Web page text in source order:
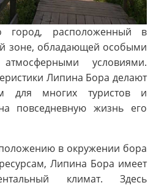
расположенный в
зоне, обладающей особыми
условиями.
Липина Бора делают
для многих туристов и
повседневную жизнь его
в окружении бора
Липина Бора имеет
климат. Здесь